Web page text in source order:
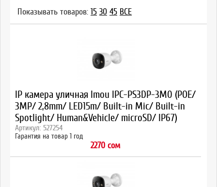
Показывать товаров: 15 30 45 ВСЕ
IP камера уличная Imou IPC-PS3DP-3M0 (POE/
3MP/ 2,8mm/ LED15m/ Built-in Mic/ Built-in
Spotlight/ Human&Vehicle/ microSD/ IP67)
Артикул: 527254
Гарантия на товар 1 год
2270 сом